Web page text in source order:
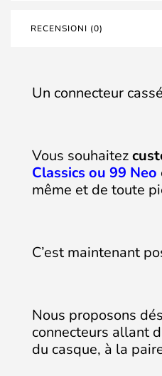
RECENSIONI (0)
Un connecteur
Vous souhaitez
Classics ou 99 Neo
même et de toute
C’est maintenant
Nous proposons
connecteurs allant
du casque, à la